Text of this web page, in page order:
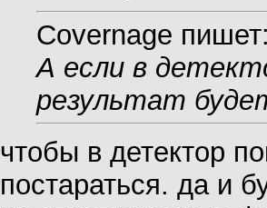
Covernage
А если в
результат
чтобы в детектор
постараться. да и